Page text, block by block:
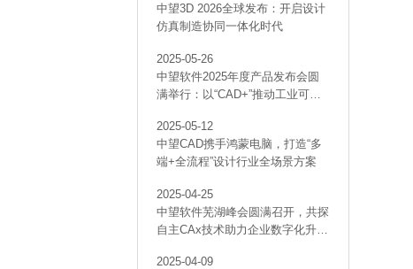
中望3D 2026全球发布：开启设计
仿真制造协同一体化时代
2025-05-26
中望软件2025年度产品发布会圆
满举行：以“CAD+”推动工业可持
2025-05-12
中望CAD携手鸿蒙电脑，打造“多
端+全流程”设计行业全场景方案
2025-04-25
中望软件芜湖峰会圆满召开，共探
自主CAx技术助力企业数字化升级
2025-04-09